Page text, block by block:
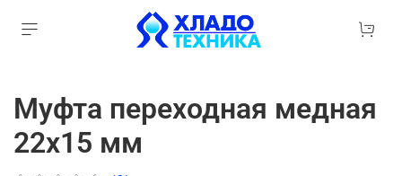
Муфта переходная медная
22х15 мм